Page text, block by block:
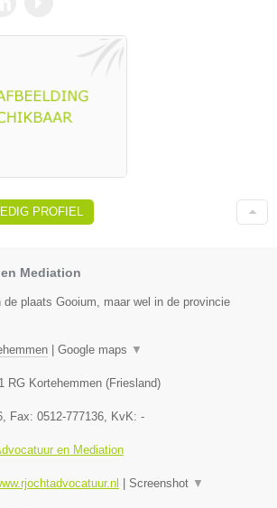
PROFIEL
Mediation
de plaats Gooium, maar wel in de provincie
Google maps ▼
RG Kortehemmen (Friesland)
, Fax: 0512-777136, KvK: -
en Mediation
Screenshot ▼